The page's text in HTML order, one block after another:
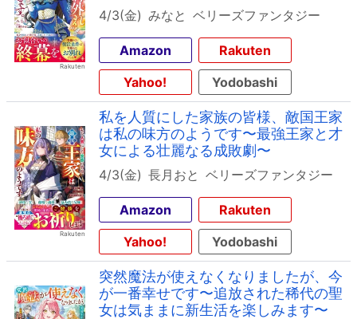
4/3(金) みなと ベリーズファンタジー
Amazon
Rakuten
Yahoo!
Yodobashi
私を人質にした家族の皆様、敵国王家
は私の味方のようです〜最強王家と才
女による壮麗なる成敗劇〜
4/3(金) 長月おと ベリーズファンタジー
Amazon
Rakuten
Yahoo!
Yodobashi
突然魔法が使えなくなりましたが、今
が一番幸せです〜追放された稀代の聖
女は気ままに新生活を楽しみます〜